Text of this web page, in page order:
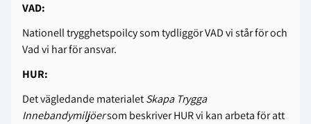
VAD:
Nationell trygghetspoilcy som tydliggör VAD vi står för och
Vad vi har för ansvar.
HUR:
Det vägledande materialetSkapa Trygga
Innebandymiljöersom beskriver HUR vi kan arbeta för att